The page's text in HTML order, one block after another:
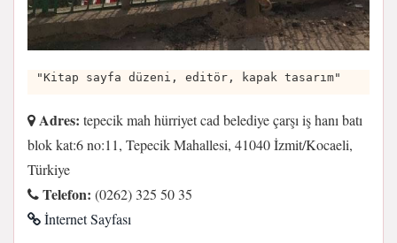
"Kitap sayfa düzeni, editör, kapak tasarım"
Adres: tepecik mah hürriyet cad belediye çarşı iş hanı batı
blok kat:6 no:11, Tepecik Mahallesi, 41040 İzmit/Kocaeli,
Türkiye
Telefon: (0262) 325 50 35
İnternet Sayfası